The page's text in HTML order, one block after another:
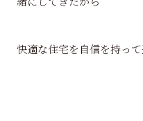
快適な住宅を自信を持って